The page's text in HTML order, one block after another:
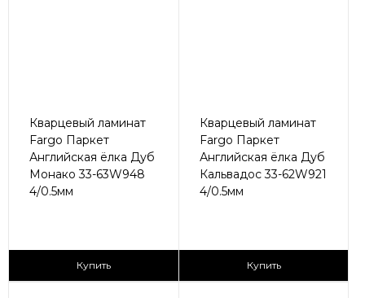
Кварцевый ламинат
Fargo Паркет
Английская ёлка Дуб
Монако 33-63W948
4/0.5мм
2
Купить
Кварцевый ламинат
Fargo Паркет
Английская ёлка Дуб
Кальвадос 33-62W921
4/0.5мм
2
Купить